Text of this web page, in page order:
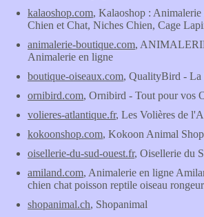
kalaoshop.com, Kalaoshop :
Chien et Chat, Niches Chien, Cage
animalerie-boutique.com,
Animalerie en ligne
boutique-oiseaux.com, QualityBird - La
ornibird.com, Ornibird - Tout pour vos
volieres-atlantique.fr, Les Volières de
kokoonshop.com, Kokoon Animal Shop
oisellerie-du-sud-ouest.fr, Oisellerie du
amiland.com, Animalerie en ligne
chien chat poisson reptile oiseau rongeur
shopanimal.ch, Shopanimal